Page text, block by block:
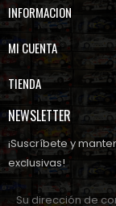
INFORMACION
MI CUENTA
TIENDA
NEWSLETTER
¡Suscríbete y
exclusivas!